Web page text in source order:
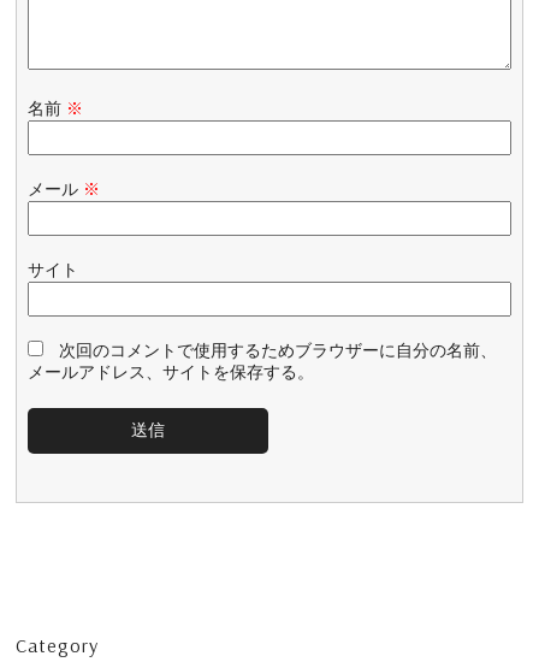
名前 ※
メール ※
サイト
次回のコメントで使用するためブラウザーに自分の名前、
メールアドレス、サイトを保存する。
Category